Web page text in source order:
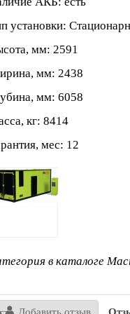
установки:
мм: 2591
мм: 2438
мм: 6058
кг: 8414
мес: 12
в каталоге